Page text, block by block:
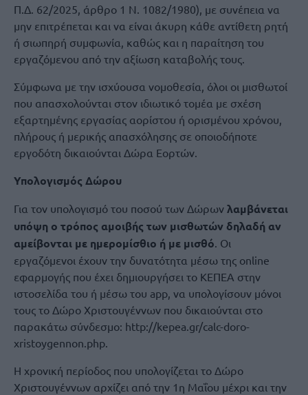
Π.Δ. 62/2025, άρθρο 1 Ν. 1082/1980), με συνέπεια να
μην επιτρέπεται και να είναι άκυρη κάθε αντίθετη ρητή
ή σιωπηρή συμφωνία, καθώς και η παραίτηση του
εργαζόμενου από την αξίωση καταβολής τους.
Σύμφωνα με την ισχύουσα νομοθεσία, όλοι οι μισθωτοί
που απασχολούνται στον ιδιωτικό τομέα με σχέση
εξαρτημένης εργασίας αορίστου ή ορισμένου χρόνου,
πλήρους ή μερικής απασχόλησης σε οποιοδήποτε
εργοδότη δικαιούνται Δώρα Εορτών.
Υπολογισμός Δώρου
Για τον υπολογισμό του ποσού των Δώρων λαμβάνεται
υπόψη ο τρόπος αμοιβής των μισθωτών δηλαδή αν
αμείβονται με ημερομίσθιο ή με μισθό . Οι
εργαζόμενοι έχουν την δυνατότητα μέσω της online
εφαρμογής που έχει δημιουργήσει το ΚΕΠΕΑ στην
ιστοσελίδα του ή μέσω του app, να υπολογίσουν μόνοι
τους το Δώρο Χριστουγέννων που δικαιούνται στο
παρακάτω σύνδεσμο: http://kepea.gr/calc-doro-
xristoygennon.php.
Η χρονική περίοδος που υπολογίζεται το Δώρο
Χριστουγέννων αρχίζει από την 1η Μαΐου μέχρι και την